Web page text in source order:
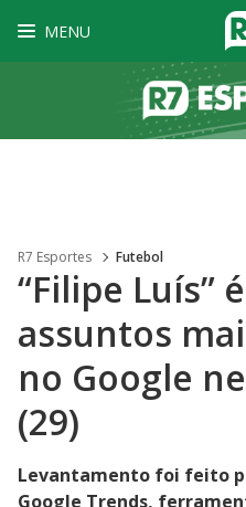
MENU
R7 Esportes Futebol
“Filipe Luís”
assuntos
no Google
(29)
Levantamento foi feito
Google Trends,